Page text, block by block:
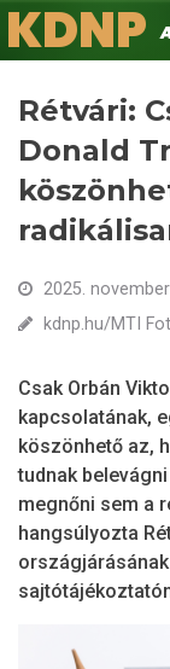
Ugrás
a
Keresés
KDNP
A
Rétvári:
Donald
2025.
kdnp.hu/MTI
Csak Orbán
kapcsolatának,
köszönhető az,
tudnak
megnőni sem a
hangsúlyozta